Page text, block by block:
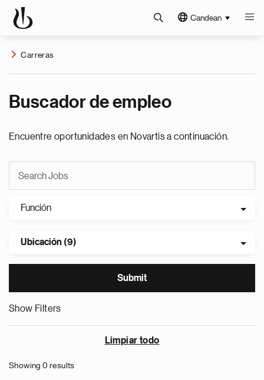
Candean
Carreras
Buscador de empleo
Encuentre oportunidades en Novartis a continuación.
Función
Ubicación (9)
Show Filters
Limpiar todo
Showing 0 results